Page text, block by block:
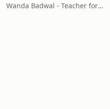
Wanda Badwal - Teacher for Yoga & Meditation, Author, Speaker